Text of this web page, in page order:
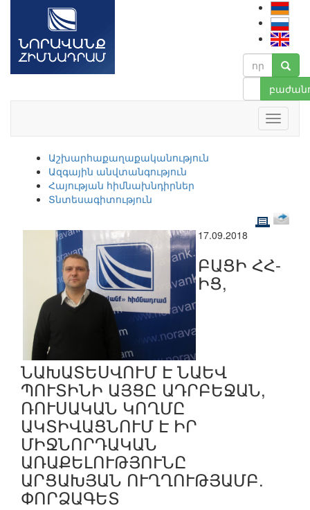
Աշխարհաքաղաքականություն
Ազգային անվտանգություն
Հայության հիմնախնդիրներ
Տնտեսագիտություն
17.09.2018
ԲԱՑԻ ՀՀ-
ԻՑ,
ՆԱԽԱՏԵՍՎՈՒՄ Է ՆԱԵՎ
ՊՈՒՏԻՆԻ ԱՅՑԸ ԱԴՐԲԵՋԱՆ,
ՌՈՒՍԱԿԱՆ ԿՈՂՄԸ
ԱԿՏԻՎԱՑՆՈՒՄ Է ԻՐ
ՄԻՋՆՈՐԴԱԿԱՆ
ԱՌԱՔԵԼՈՒԹՅՈՒՆԸ
ԱՐՑԱԽՅԱՆ ՈՒՂՂՈՒԹՅԱՄԲ.
ՓՈՐՁԱԳԵՏ